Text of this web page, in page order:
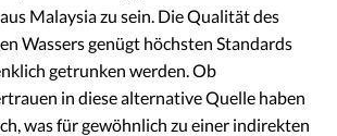
Malaysia zu sein. Die Qualität des
Wassers genügt höchsten Standards
getrunken werden. Ob
in diese alternative Quelle haben
was für gewöhnlich zu einer indirekten